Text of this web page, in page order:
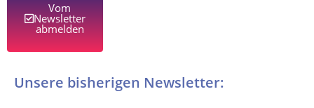
Vom
Newsletter
abmelden
Unsere bisherigen Newsletter: